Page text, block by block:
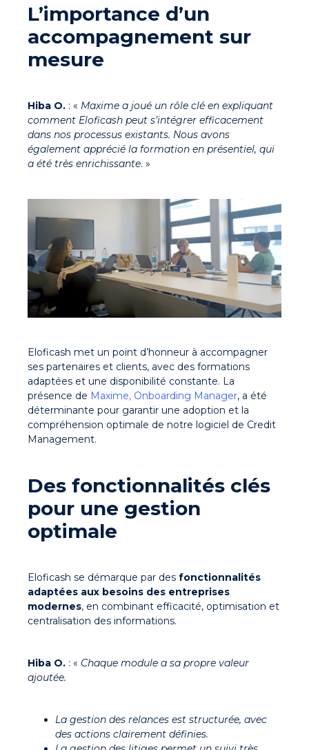
L’importance d’un
accompagnement sur
mesure
Hiba O. : « Maxime a joué un rôle clé en expliquant
comment Eloficash peut s’intégrer efficacement
dans nos processus existants. Nous avons
également apprécié la formation en présentiel, qui
a été très enrichissante. »
Eloficash met un point d’honneur à accompagner
ses partenaires et clients, avec des formations
adaptées et une disponibilité constante. La
présence de Maxime, Onboarding Manager, a été
déterminante pour garantir une adoption et la
compréhension optimale de notre logiciel de Credit
Management.
Des fonctionnalités clés
pour une gestion
optimale
Eloficash se démarque par des fonctionnalités
adaptées aux besoins des entreprises
modernes, en combinant efficacité, optimisation et
centralisation des informations.
Hiba O. : « Chaque module a sa propre valeur
ajoutée.
La gestion des relances est structurée, avec
des actions clairement définies.